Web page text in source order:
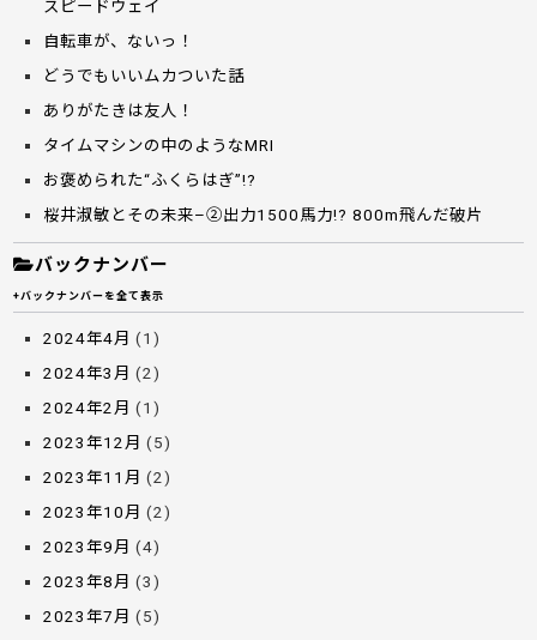
スピードウェイ
自転車が、ないっ！
どうでもいいムカついた話
ありがたきは友人！
タイムマシンの中のようなMRI
お褒められた“ふくらはぎ”!?
桜井淑敏とその未来–②出力1500馬力!? 800m飛んだ破片
バックナンバー
+バックナンバーを全て表示
2024年4月 (1)
2024年3月 (2)
2024年2月 (1)
2023年12月 (5)
2023年11月 (2)
2023年10月 (2)
2023年9月 (4)
2023年8月 (3)
2023年7月 (5)